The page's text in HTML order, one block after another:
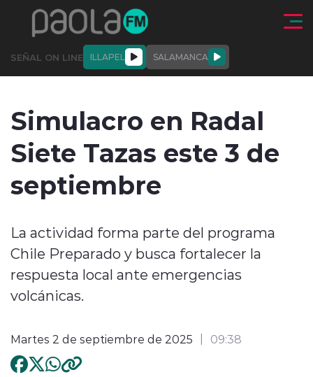
Click acá para ir directamente al contenido
SEÑAL ON LINE ILLAPEL SALAMANCA
Simulacro en Radal
Siete Tazas este 3 de
septiembre
La actividad forma parte del programa
Chile Preparado y busca fortalecer la
respuesta local ante emergencias
volcánicas.
Martes 2 de septiembre de 2025 09:38